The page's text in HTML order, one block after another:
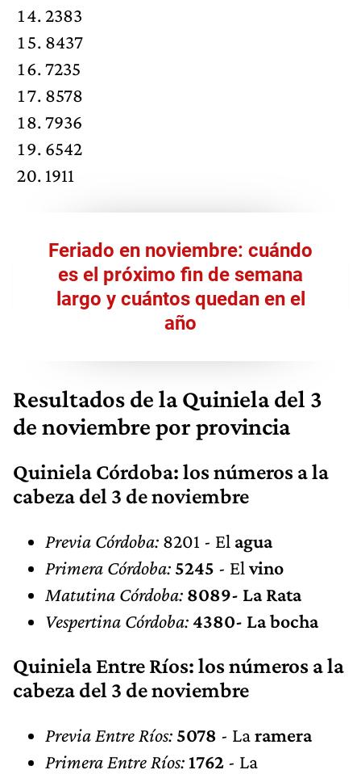
2383
8437
7235
8578
7936
6542
1911
Feriado en noviembre: cuándo
es el próximo fin de semana
largo y cuántos quedan en el
año
Resultados de la Quiniela del 3
de noviembre por provincia
Quiniela Córdoba: los números a la
cabeza del 3 de noviembre
Previa Córdoba: 8201 - El agua
Primera Córdoba: 5245 - Elvino
Matutina Córdoba: 8089- La Rata
Vespertina Córdoba:4380- La bocha
Quiniela Entre Ríos: los números a la
cabeza del 3 de noviembre
Previa Entre Ríos: 5078 - Laramera
Primera Entre Ríos:1762 - La